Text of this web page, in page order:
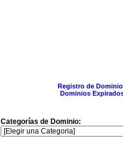
Registro de
Dominios
Categorías de Dominio: